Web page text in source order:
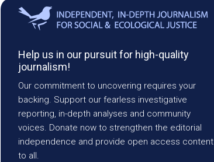
Help us in our pursuit for high-quality
journalism!
Our commitment to uncovering requires your
backing. Support our fearless investigative
reporting, in-depth analyses and community
voices. Donate now to strengthen the editorial
independence and provide open access content
to all.